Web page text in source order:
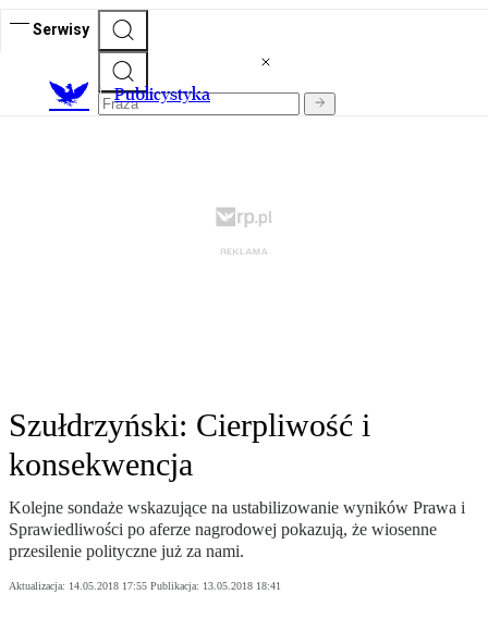
Serwisy
Publicystyka
Szułdrzyński: Cierpliwość i
konsekwencja
Kolejne sondaże wskazujące na ustabilizowanie wyników Prawa i
Sprawiedliwości po aferze nagrodowej pokazują, że wiosenne
przesilenie polityczne już za nami.
Aktualizacja: 14.05.2018 17:55 Publikacja: 13.05.2018 18:41